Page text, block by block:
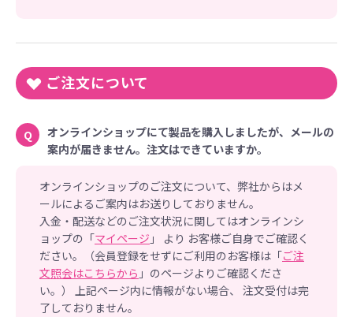
ご注文について
Q
オンラインショップにて製品を購入しましたが、メールの
案内が届きません。注文はできていますか。
オンラインショップのご注文について、弊社からはメ
ールによるご案内はお送りしておりません。
入金・配送などのご注文状況に関してはオンラインシ
ョップの「マイページ 」 より お客様ご自身でご確認く
ださい。（会員登録をせずにご利用のお客様は「ご注
文照会はこちらから 」のページよりご確認くださ
い。） 上記ページ内に情報がない場合、 注文受付は完
了しておりません。